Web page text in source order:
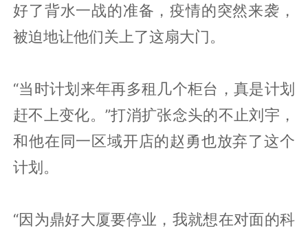
好了背水一战的准备，疫情的突然来袭，
被迫地让他们关上了这扇大门。
“当时计划来年再多租几个柜台，真是计划
赶不上变化。”打消扩张念头的不止刘宇，
和他在同一区域开店的赵勇也放弃了这个
计划。
“因为鼎好大厦要停业，我就想在对面的科